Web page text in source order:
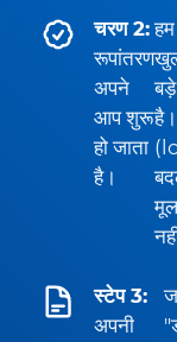
चरण 2:
रूपांतरण
अपने
आप शुरू
हो जाता
है।
स्टेप 3:
अपनी